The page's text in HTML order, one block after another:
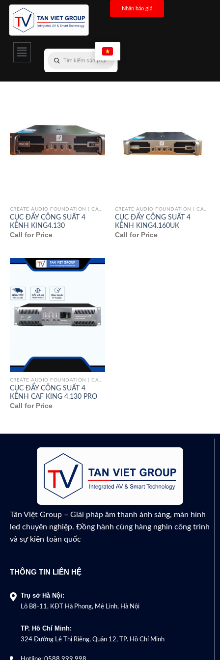
Nhận báo giá
CỤC ĐẨY CÔNG SUẤT 4
KÊNH KING4.130
Call for Price
CỤC ĐẨY CÔNG SUẤT 4
KÊNH KING4.160UK
Call for Price
CREATE AUDIO FOUNDATION ( CAF)/ITALY
CỤC ĐẨY CÔNG SUẤT 4
KÊNH CAF KING 4.130 PRO
Call for Price
Tân Việt Group – Giải pháp âm thanh ánh sáng, màn hình
led chuyên nghiệp. Đồng hành cùng hàng nghìn công trình
và sự kiên toàn quốc
THÔNG TIN LIÊN HỆ
Trụ sở Hà Nội:
Lô B8-11, KĐT Hà Phong, Mê Linh, Hà Nội
TP. Hồ Chí Minh:
324 Đường Lê Thị Riêng, Quận 12, TP. Hồ Chí Minh